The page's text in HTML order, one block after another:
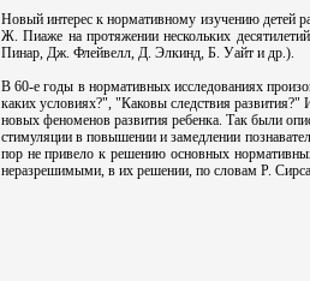
Новый интерес к нормативному изучению детей
Ж. Пиаже на протяжении нескольких
Пинар, Дж. Флейвелл, Д. Элкинд, Б. Уайт и др.).
В 60-е годы в нормативных исследованиях
каких условиях?", "Каковы следствия развития?"
новых феноменов развития ребенка. Так были
стимуляции в повышении и замедлении
пор не привело к решению основных
неразрешимыми, в их решении, по словам Р.